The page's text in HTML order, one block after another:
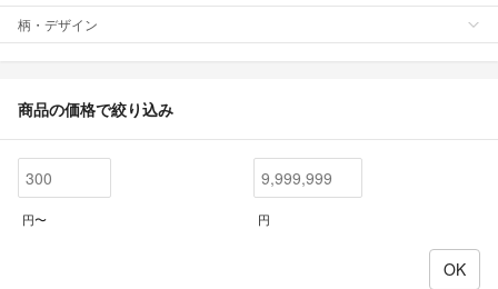
柄・デザイン
商品の価格で絞り込み
円〜 円